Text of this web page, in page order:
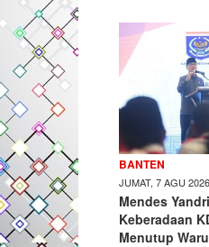
BANTEN
JUMAT, 7 AGU 2026
Mendes
Keberadaan
Menutup